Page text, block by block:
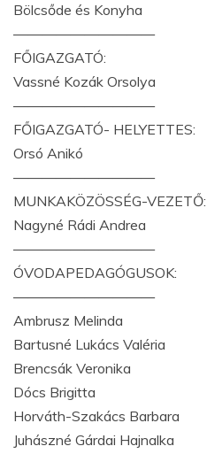
Bölcsőde és Konyha
——————————
FŐIGAZGATÓ:
Vassné Kozák Orsolya
——————————
FŐIGAZGATÓ- HELYETTES:
Orsó Anikó
——————————
MUNKAKÖZÖSSÉG-VEZETŐ:
Nagyné Rádi Andrea
——————————
ÓVODAPEDAGÓGUSOK:
——————————
Ambrusz Melinda
Bartusné Lukács Valéria
Brencsák Veronika
Dócs Brigitta
Horváth-Szakács Barbara
Juhászné Gárdai Hajnalka